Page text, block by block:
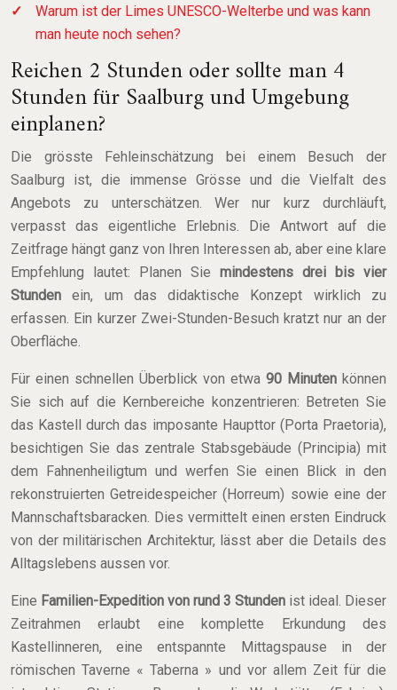
Warum ist der Limes UNESCO-Welterbe und was kann
man heute noch sehen?
Reichen 2 Stunden oder sollte man 4
Stunden für Saalburg und Umgebung
einplanen?
Die grösste Fehleinschätzung bei einem Besuch der
Saalburg ist, die immense Grösse und die Vielfalt des
Angebots zu unterschätzen. Wer nur kurz durchläuft,
verpasst das eigentliche Erlebnis. Die Antwort auf die
Zeitfrage hängt ganz von Ihren Interessen ab, aber eine klare
Empfehlung lautet: Planen Sie mindestens drei bis vier
Stunden ein, um das didaktische Konzept wirklich zu
erfassen. Ein kurzer Zwei-Stunden-Besuch kratzt nur an der
Oberfläche.
Für einen schnellen Überblick von etwa 90 Minuten können
Sie sich auf die Kernbereiche konzentrieren: Betreten Sie
das Kastell durch das imposante Haupttor (Porta Praetoria),
besichtigen Sie das zentrale Stabsgebäude (Principia) mit
dem Fahnenheiligtum und werfen Sie einen Blick in den
rekonstruierten Getreidespeicher (Horreum) sowie eine der
Mannschaftsbaracken. Dies vermittelt einen ersten Eindruck
von der militärischen Architektur, lässt aber die Details des
Alltagslebens aussen vor.
Eine Familien-Expedition von rund 3 Stunden ist ideal. Dieser
Zeitrahmen erlaubt eine komplette Erkundung des
Kastellinneren, eine entspannte Mittagspause in der
römischen Taverne « Taberna » und vor allem Zeit für die